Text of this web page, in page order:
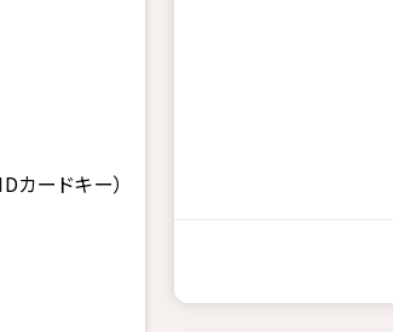
カードキー）